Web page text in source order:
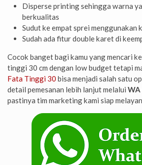
Disperse printing sehingga warna
berkualitas
Sudut ke empat sprei menggunakan
Sudah ada fitur double karet di
Cocok banget bagi kamu yang mencari
tinggi 30 cm dengan low budget tetapi
Fata Tinggi 30 bisa menjadi salah satu
detail pemesanan lebih lanjut melalui WA
pastinya tim marketing kami siap